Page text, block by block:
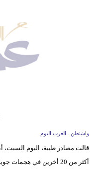
واشنطن ـ العرب اليوم
قالت مصادر طبية، اليوم السبت،
أكثر من 20 أخرين في